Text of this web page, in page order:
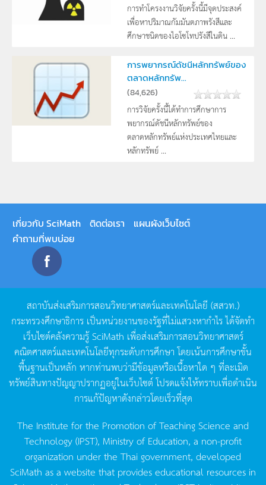
การทำโครงงานวิจัยครั้งนี้มีจุดประสงค์
เพื่อหาปริมาณกัมมันตภาพรังสีและ
ศึกษาชนิดของไอโซโทปรังสีในดิน ...
การพยากรณ์ดัชนีหลักทรัพย์ของ
ตลาดหลักทรัพ...
(84,626)
การวิจัยครั้งนี้ได้ทำการศึกษาการ
พยากรณ์ดัชนีหลักทรัพย์ของ
ตลาดหลักทรัพย์แห่งประเทศไทยและ
หลักทรัพย์ ...
เกี่ยวกับ SciMath ติดต่อเรา
แผนผังเว็บไซต์
คำถามที่พบบ่อย
สถาบันส่งเสริมการสอนวิทยาศาสตร์และเทคโนโลยี (สสวท.)
กระทรวงศึกษาธิการ เป็นหน่วยงานของรัฐที่ไม่แสวงหากำไรได้จัดทำ
เว็บไซต์คลังความรู้SciMath เพื่อส่งเสริมการสอนวิทยาศาสตร์
คณิตศาสตร์และเทคโนโลยีทุกระดับการศึกษา โดยเน้นการศึกษาขั้น
พื้นฐานเป็นหลัก หากท่านพบว่ามีข้อมูลหรือเนื้อหาใด ๆ ที่ละเมิด
ทรัพย์สินทางปัญญาปรากฏอยู่ในเว็บไซต์โปรดแจ้งให้ทราบเพื่อดำเนิน
การแก้ปัญหาดังกล่าวโดยเร็วที่สุด
The Institute for the Promotion of Teaching Science and
Technology (IPST), Ministry of Education, a non-profit
organization under the Thai government, developed
SciMath as a website that provides educational resources in